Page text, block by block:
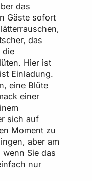
das
Gäste sofort
das
die
Hier ist
Einladung.
eine Blüte
einer
sich auf
Moment zu
aber am
Sie das
nur